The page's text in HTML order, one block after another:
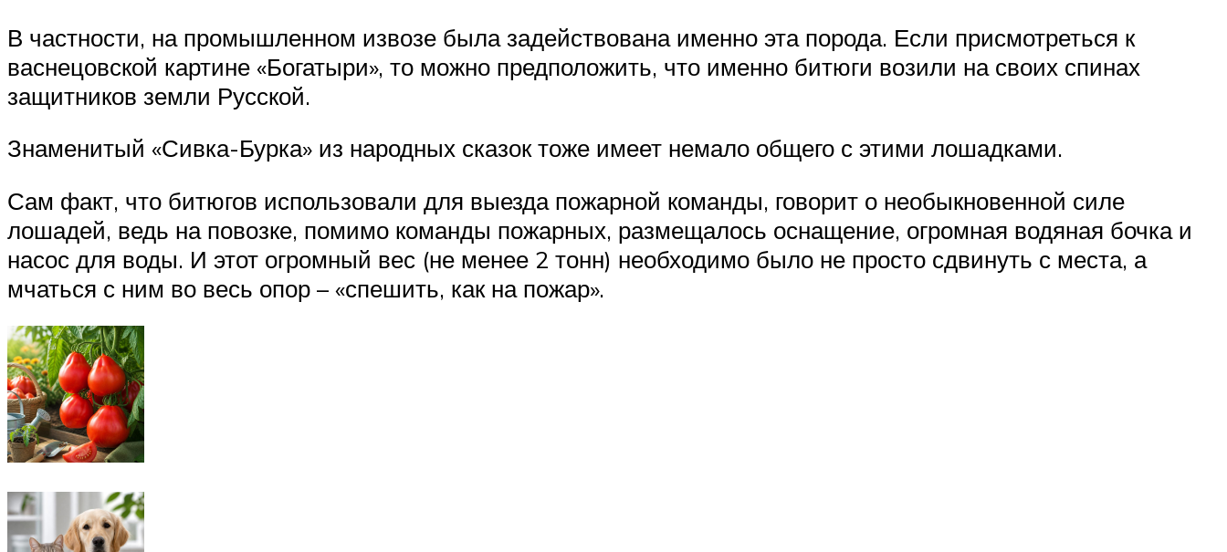
В частности, на промышленном извозе была задействована именно эта порода. Если присмотреться к
васнецовской картине «Богатыри», то можно предположить, что именно битюги возили на своих спинах
защитников земли Русской.
Знаменитый «Сивка-Бурка» из народных сказок тоже имеет немало общего с этими лошадками.
Сам факт, что битюгов использовали для выезда пожарной команды, говорит о необыкновенной силе
лошадей, ведь на повозке, помимо команды пожарных, размещалось оснащение, огромная водяная бочка и
насос для воды. И этот огромный вес (не менее 2 тонн) необходимо было не просто сдвинуть с места, а
мчаться с ним во весь опор – «спешить, как на пожар».